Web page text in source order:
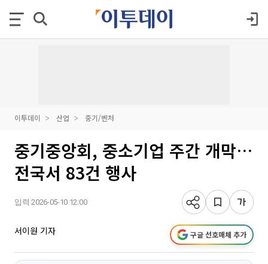
이투데이 산업 중기/벤처
중기중앙회, 중소기업 주간 개막…
전국서 83건 행사
입력 2026-05-10 12:00
서이원 기자 구글 선호매체 추가